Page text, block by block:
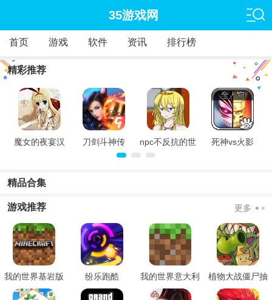
35游戏网
首页 游戏 软件 资讯 排行榜
精彩推荐
魔女的夜宴汉
刀剑斗神传
npc不反抗的世
死神vs火影
精品合集
游戏推荐 更多
我的世界基岩版
1.16
纷乐跑酷
我的世界意大利
山海经模组中文
植物大战僵尸抽
卡板